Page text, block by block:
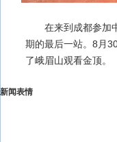
在来到成都参加中
期的最后一站。8月
了峨眉山观看金顶。
新闻表情